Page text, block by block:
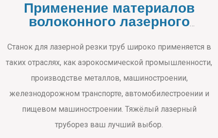
Применение материалов
волоконного лазерного
Станок для лазерной резки труб широко применяется в
таких отраслях, как аэрокосмической промышленности,
производстве металлов, машиностроении,
железнодорожном транспорте, автомобилестроении и
пищевом машиностроении. Тяжёлый лазерный
труборез ваш лучший выбор.